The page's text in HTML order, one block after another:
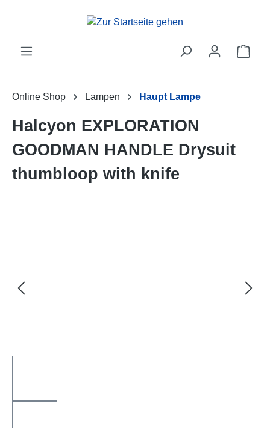
Zum Hauptinhalt springen
Online Shop Lampen Haupt Lampe
Halcyon EXPLORATION
GOODMAN HANDLE Drysuit
thumbloop with knife